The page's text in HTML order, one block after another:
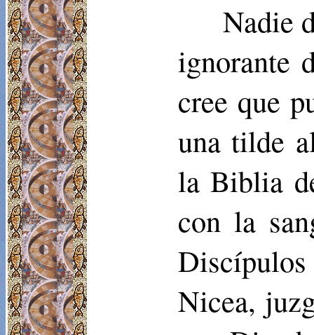
Nadie
ignorante
cree que
una tilde
la Biblia
con la
Nicea,